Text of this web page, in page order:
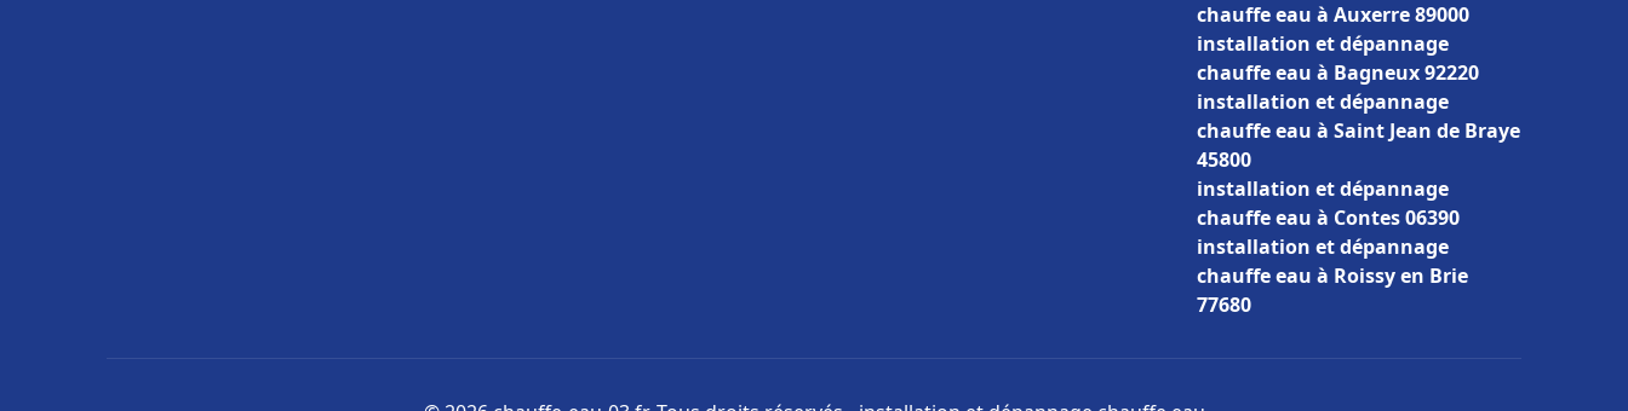
chauffe eau à Auxerre 89000
installation et dépannage
chauffe eau à Bagneux 92220
installation et dépannage
chauffe eau à Saint Jean de Braye
45800
installation et dépannage
chauffe eau à Contes 06390
installation et dépannage
chauffe eau à Roissy en Brie
77680